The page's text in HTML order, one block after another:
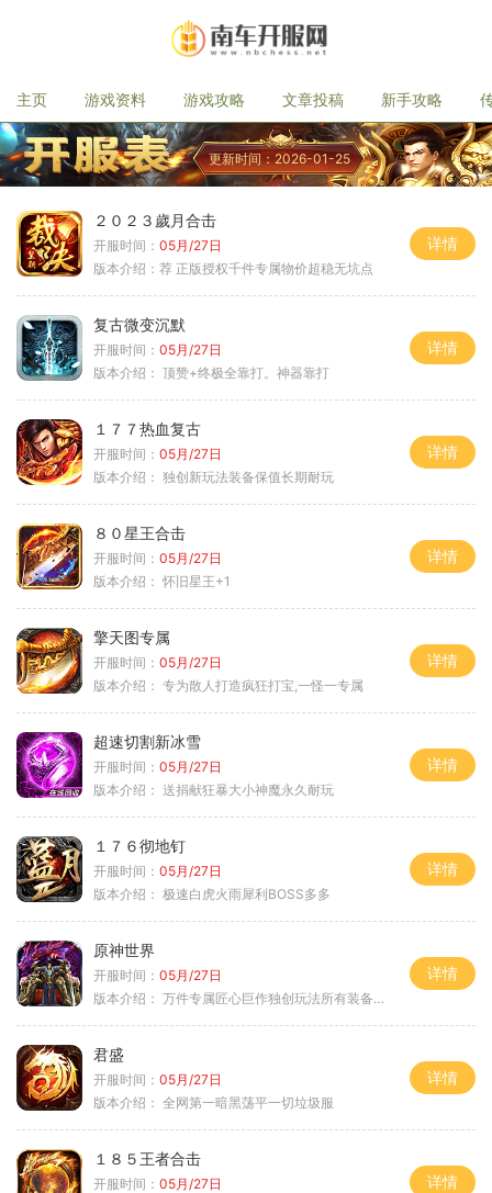
主页 游戏资料 游戏攻略 文章投稿 新手攻略
更新时间：2026-01-25
２０２３歲月合击
开服时间： 05月/27日
版本介绍： 荐 正版授权千件专属物价超稳无坑点
详情
复古微变沉默
开服时间： 05月/27日
版本介绍： 顶赞+终极全靠打。神器靠打
详情
１７７热血复古
开服时间： 05月/27日
版本介绍： 独创新玩法装备保值长期耐玩
详情
８０星王合击
开服时间： 05月/27日
版本介绍： 怀旧星王+1
详情
擎天图专属
开服时间： 05月/27日
版本介绍： 专为散人打造疯狂打宝,一怪一专属
详情
超速切割新冰雪
开服时间： 05月/27日
版本介绍： 送捐献狂暴大小神魔永久耐玩
详情
１７６彻地钉
开服时间： 05月/27日
版本介绍： 极速白虎火雨犀利BOSS多多
详情
原神世界
开服时间： 05月/27日
版本介绍： 万件专属匠心巨作独创玩法所有装备靠打
详情
君盛
开服时间： 05月/27日
版本介绍： 全网第一暗黑荡平一切垃圾服
详情
１８５王者合击
开服时间： 05月/27日
详情